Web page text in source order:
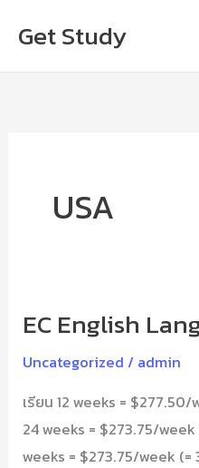
content
Get Study
USA
EC English
Uncategorized / admin
เรียน 12 weeks =
24 weeks = $273.75/week
weeks = $273.75/week (=
EC
Language
Centres